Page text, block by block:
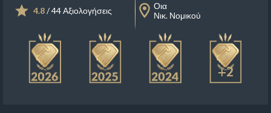
4.8/ 44 Αξιολογήσεις
Οια
Νικ. Νομικού
+2